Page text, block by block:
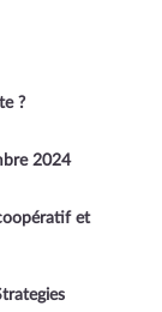
?
2024
et